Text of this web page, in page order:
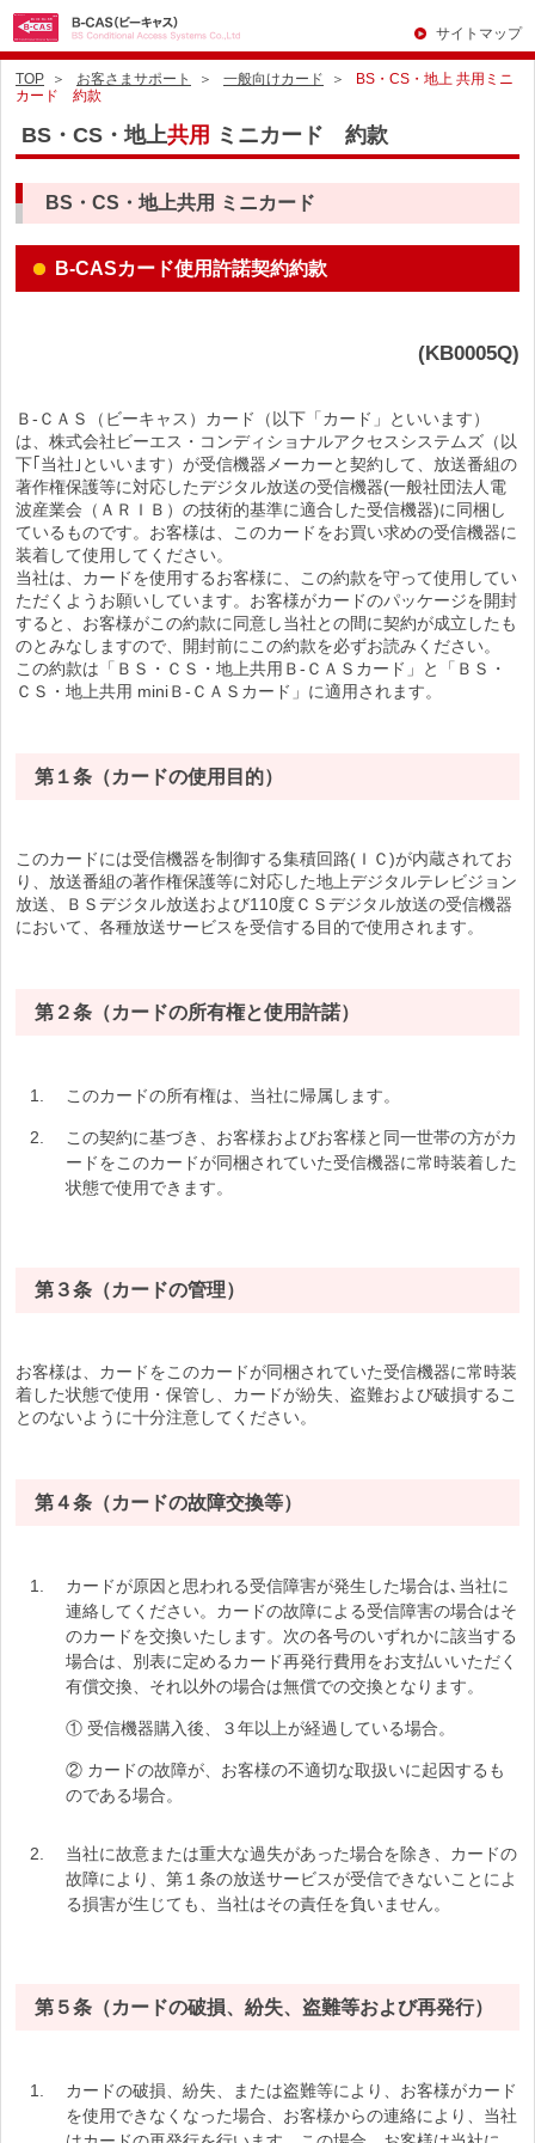
サイトマップ
TOP お客さまサポート 一般向けカード
BS・CS・地上 共用ミニ
カード 約款
BS・CS・地上共用 ミニカード 約款
BS・CS・地上共用 ミニカード
B-CASカード使用許諾契約約款
(KB0005Q)
Ｂ-ＣＡＳ（ビーキャス）カード（以下「カード」といいます）
は、株式会社ビーエス・コンディショナルアクセスシステムズ（以
下｢当社｣といいます）が受信機器メーカーと契約して、放送番組の
著作権保護等に対応したデジタル放送の受信機器(一般社団法人電
波産業会（ＡＲＩＢ）の技術的基準に適合した受信機器)に同梱し
ているものです。お客様は、このカードをお買い求めの受信機器に
装着して使用してください。
当社は、カードを使用するお客様に、この約款を守って使用してい
ただくようお願いしています。お客様がカードのパッケージを開封
すると、お客様がこの約款に同意し当社との間に契約が成立したも
のとみなしますので、開封前にこの約款を必ずお読みください。
この約款は「ＢＳ・ＣＳ・地上共用Ｂ-ＣＡＳカード」と「ＢＳ・
ＣＳ・地上共用 miniＢ-ＣＡＳカード」に適用されます。
第１条（カードの使用目的）
このカードには受信機器を制御する集積回路(ＩＣ)が内蔵されてお
り、放送番組の著作権保護等に対応した地上デジタルテレビジョン
放送、ＢＳデジタル放送および110度ＣＳデジタル放送の受信機器
において、各種放送サービスを受信する目的で使用されます。
第２条（カードの所有権と使用許諾）
このカードの所有権は、当社に帰属します。
この契約に基づき、お客様およびお客様と同一世帯の方がカ
ードをこのカードが同梱されていた受信機器に常時装着した
状態で使用できます。
第３条（カードの管理）
お客様は、カードをこのカードが同梱されていた受信機器に常時装
着した状態で使用・保管し、カードが紛失、盗難および破損するこ
とのないように十分注意してください。
第４条（カードの故障交換等）
カードが原因と思われる受信障害が発生した場合は､当社に
連絡してください。カードの故障による受信障害の場合はそ
のカードを交換いたします。次の各号のいずれかに該当する
場合は、別表に定めるカード再発行費用をお支払いいただく
有償交換、それ以外の場合は無償での交換となります。
① 受信機器購入後、３年以上が経過している場合。
② カードの故障が、お客様の不適切な取扱いに起因するも
のである場合。
当社に故意または重大な過失があった場合を除き、カードの
故障により、第１条の放送サービスが受信できないことによ
る損害が生じても、当社はその責任を負いません。
第５条（カードの破損、紛失、盗難等および再発行）
カードの破損、紛失、または盗難等により、お客様がカード
を使用できなくなった場合、お客様からの連絡により、当社